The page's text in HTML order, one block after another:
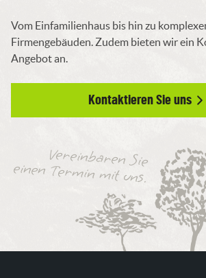
Vom Einfamilienhaus bis hin zu
Firmengebäuden. Zudem bieten wir ein
Angebot an.
Kontaktieren Sie uns
Vereinbaren Sie
einen Termin mit uns.